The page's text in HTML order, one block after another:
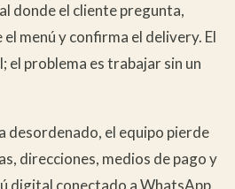
donde el cliente pregunta,
menú y confirma el delivery. El
el problema es trabajar sin un
desordenado, el equipo pierde
direcciones, medios de pago y
digital conectado a WhatsApp